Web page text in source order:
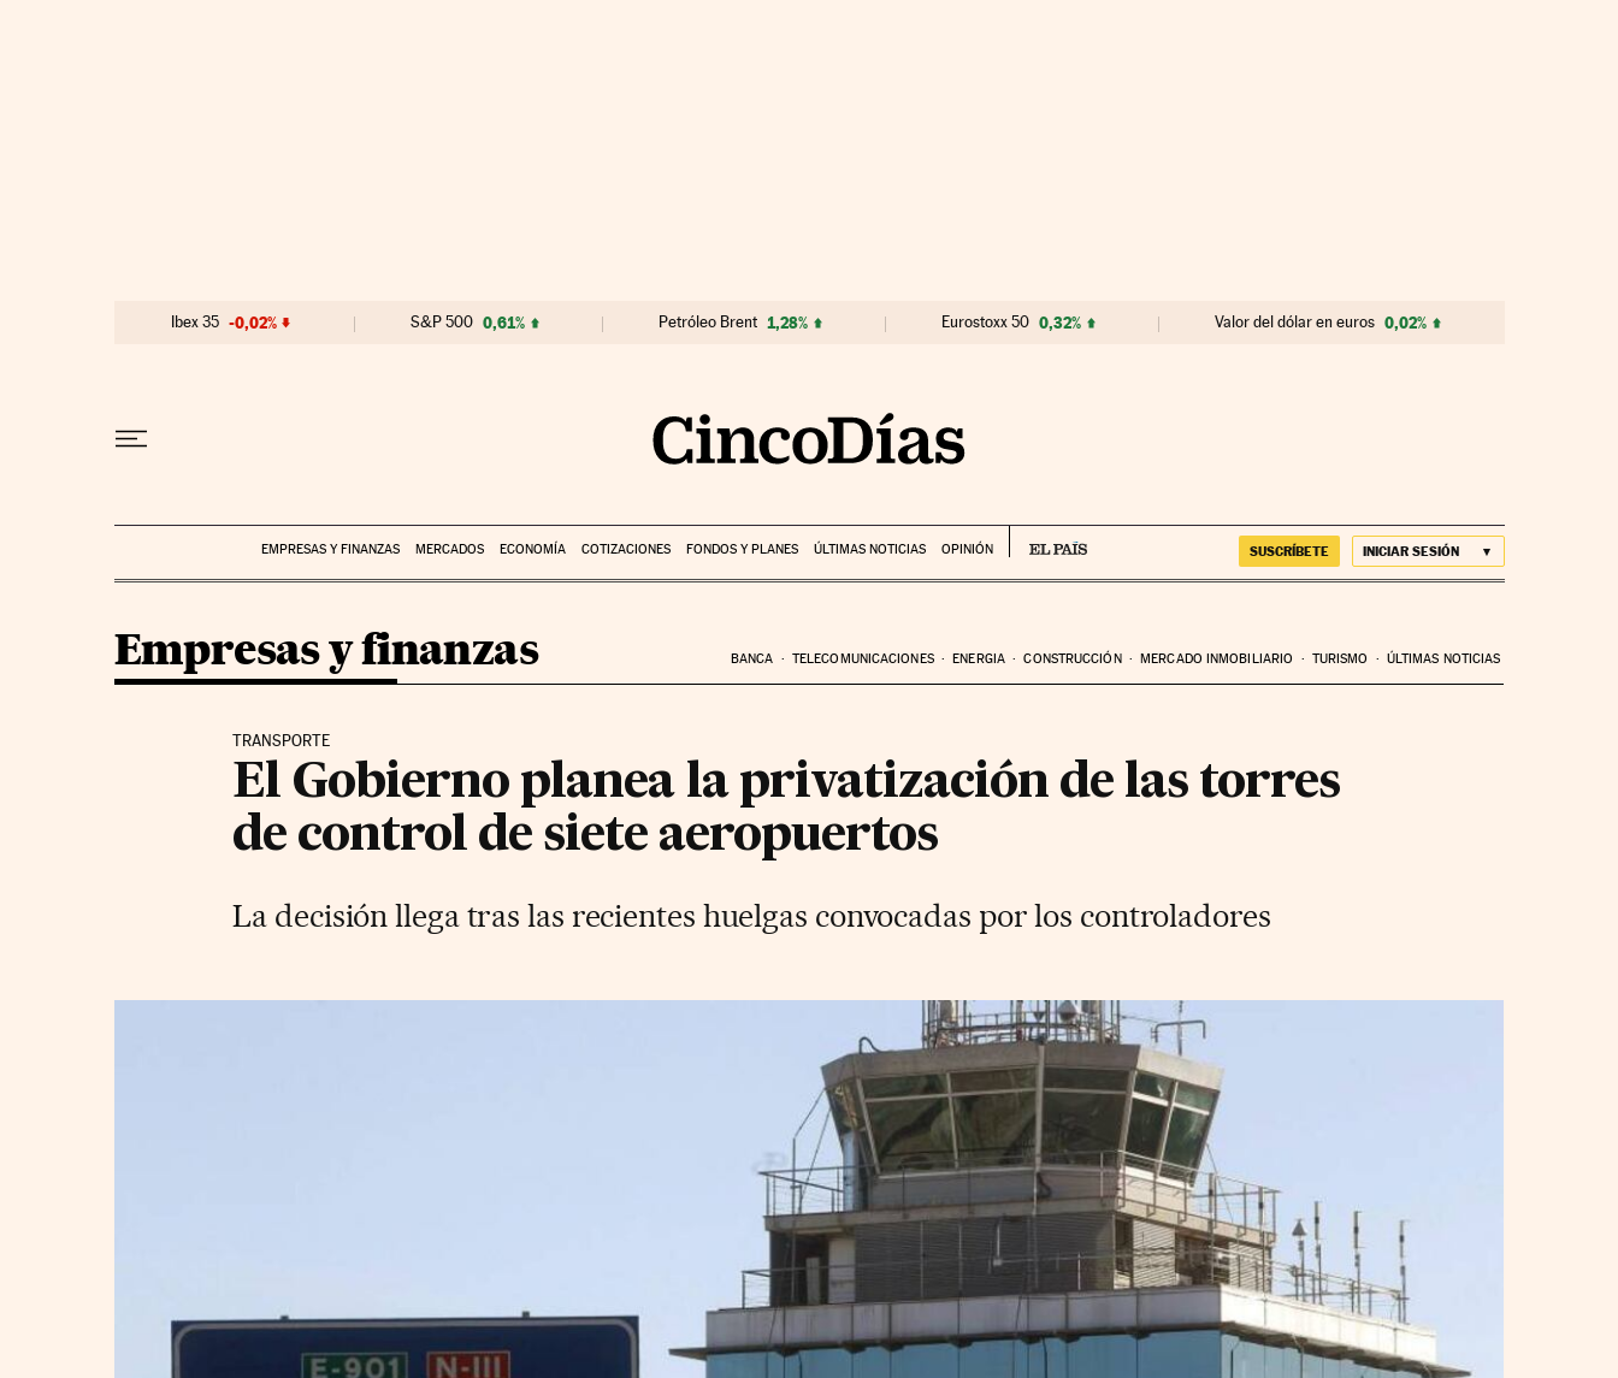
Ibex 35 -0,02% S&P 500 0,61% Petróleo Brent 1,28% Eurostoxx 50 0,32% Valor del dólar en euros 0,02%
EMPRESAS Y FINANZAS MERCADOS ECONOMÍA COTIZACIONES FONDOS Y PLANES ÚLTIMAS NOTICIAS OPINIÓN SUSCRÍBETE INICIAR SESIÓN
Empresas y finanzas BANCA TELECOMUNICACIONES ENERGIA CONSTRUCCIÓN MERCADO INMOBILIARIO TURISMO ÚLTIMAS NOTICIAS
TRANSPORTE
El Gobierno planea la privatización de las torres
de control de siete aeropuertos
La decisión llega tras las recientes huelgas convocadas por los controladores